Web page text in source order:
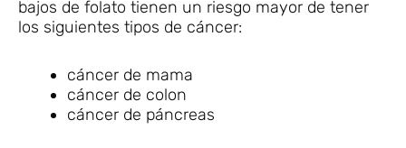
bajos de folato tienen un riesgo mayor de tener
los siguientes tipos de cáncer:
cáncer de mama
cáncer de colon
cáncer de páncreas